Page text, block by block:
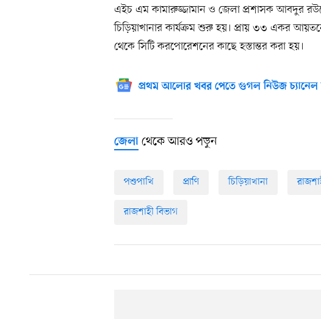
এইচ এম কামারুজ্জামান ও জেলা প্রশাসক আবদুর
চিড়িয়াখানার কার্যক্রম শুরু হয়। প্রায় ৩৩ একর
থেকে সিটি করপোরেশনের কাছে হস্তান্তর করা হয়।
প্রথম আলোর খবর পেতে গুগল নিউজ
জেলা থেকে আরও পড়ুন
পশুপাখি প্রাণি চিড়িয়াখানা
রাজশাহী বিভাগ